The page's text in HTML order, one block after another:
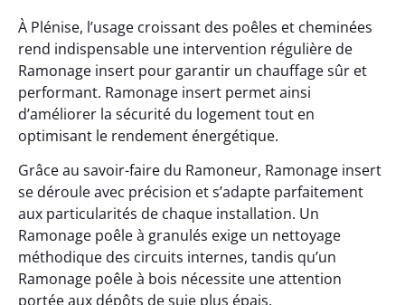
À Plénise, l’usage croissant des poêles et cheminées
rend indispensable une intervention régulière de
Ramonage insert pour garantir un chauffage sûr et
performant. Ramonage insert permet ainsi
d’améliorer la sécurité du logement tout en
optimisant le rendement énergétique.
Grâce au savoir-faire du Ramoneur, Ramonage insert
se déroule avec précision et s’adapte parfaitement
aux particularités de chaque installation. Un
Ramonage poêle à granulés exige un nettoyage
méthodique des circuits internes, tandis qu’un
Ramonage poêle à bois nécessite une attention
portée aux dépôts de suie plus épais.